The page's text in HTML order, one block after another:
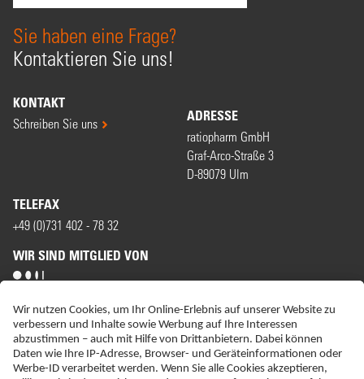
Sie haben eine Frage?
Kontaktieren Sie uns!
KONTAKT
Schreiben Sie uns ADRESSE
ratiopharm GmbH
Graf-Arco-Straße 3
D-89079 Ulm
TELEFAX
+49 (0)731 402 - 78 32
WIR SIND MITGLIED VON
ERKLÄRUNG ZUR BARRIEREFREIHEIT
IMPRESSUM